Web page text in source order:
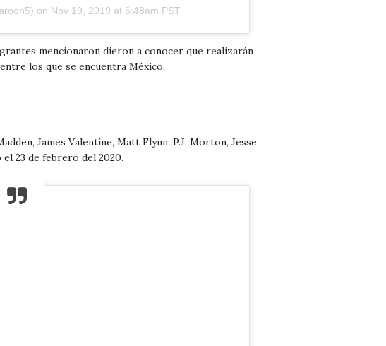
on Nov 19, 2019 at 6:48am PST
mencionaron dieron a conocer que realizarán
los que se encuentra México.
James Valentine, Matt Flynn, P.J. Morton, Jesse
23 de febrero del 2020.